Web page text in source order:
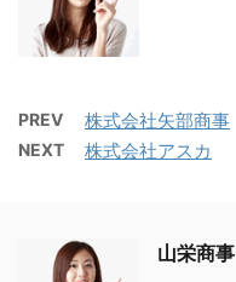
PREV 株式会社矢部商事
NEXT 株式会社アスカ
山栄商事